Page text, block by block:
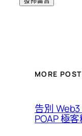
MORE
告別
POAP 極